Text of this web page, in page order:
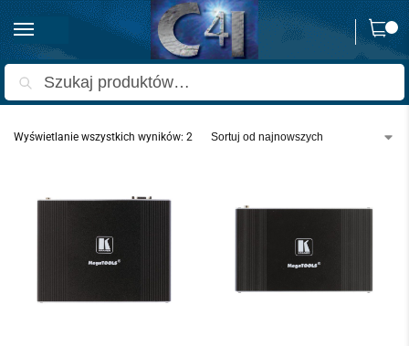
0
Strona główna Produkty oznaczone “skaler hdmi i usb-c”
Wyświetlanie wszystkich wyników: 2